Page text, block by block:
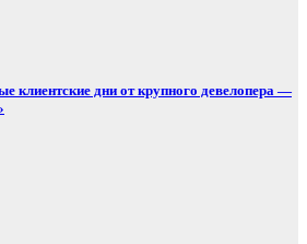
клиентские дни от крупного девелопера —